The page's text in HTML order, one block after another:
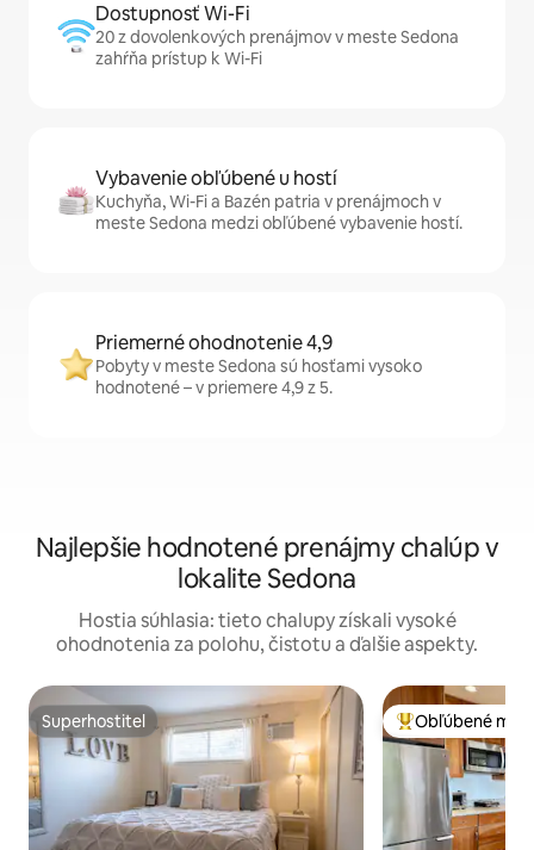
Dostupnosť Wi-Fi
20 z dovolenkových prenájmov v meste Sedona
zahŕňa prístup k Wi-Fi
Vybavenie obľúbené u hostí
Kuchyňa, Wi-Fi a Bazén patria v prenájmoch v
meste Sedona medzi obľúbené vybavenie hostí.
Priemerné ohodnotenie 4,9
Pobyty v meste Sedona sú hosťami vysoko
hodnotené – v priemere 4,9 z 5.
Najlepšie hodnotené prenájmy chalúp v
lokalite Sedona
Hostia súhlasia: tieto chalupy získali vysoké
ohodnotenia za polohu, čistotu a ďalšie aspekty.
Superhostiteľ
Superhostiteľ Najobľúbenejšie
Obľúbené